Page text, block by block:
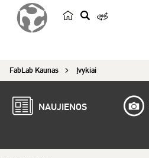
e
k
FabLab Kaunas Įvykiai
NAUJIENOS